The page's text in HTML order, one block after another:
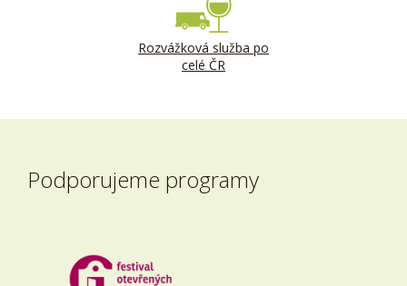
Rozvážková služba po
celé ČR
Podporujeme programy